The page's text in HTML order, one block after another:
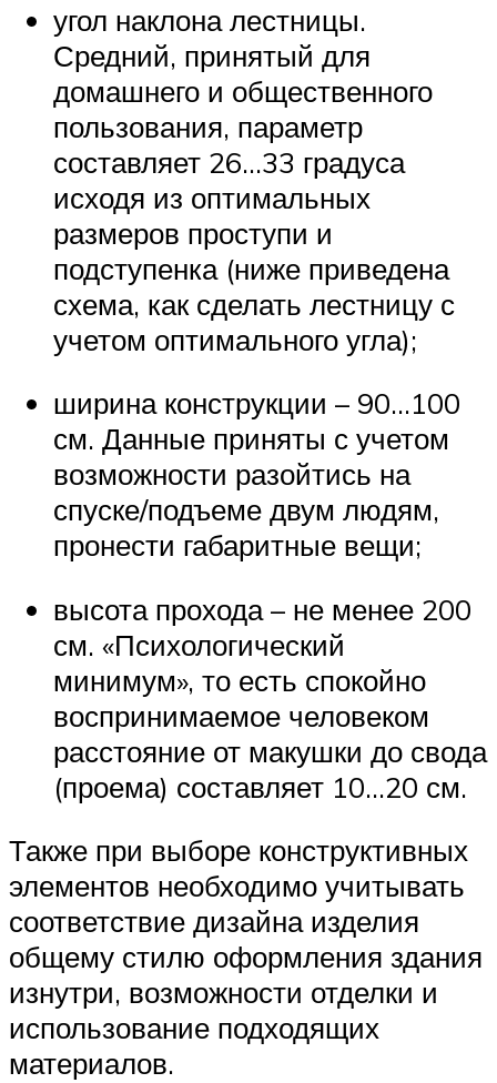
угол наклона лестницы.
Средний, принятый для
домашнего и общественного
пользования, параметр
составляет 26…33 градуса
исходя из оптимальных
размеров проступи и
подступенка (ниже приведена
схема, как сделать лестницу с
учетом оптимального угла);
ширина конструкции – 90…100
см. Данные приняты с учетом
возможности разойтись на
спуске/подъеме двум людям,
пронести габаритные вещи;
высота прохода – не менее 200
см. «Психологический
минимум», то есть спокойно
воспринимаемое человеком
расстояние от макушки до свода
(проема) составляет 10…20 см.
Также при выборе конструктивных
элементов необходимо учитывать
соответствие дизайна изделия
общему стилю оформления здания
изнутри, возможности отделки и
использование подходящих
материалов.